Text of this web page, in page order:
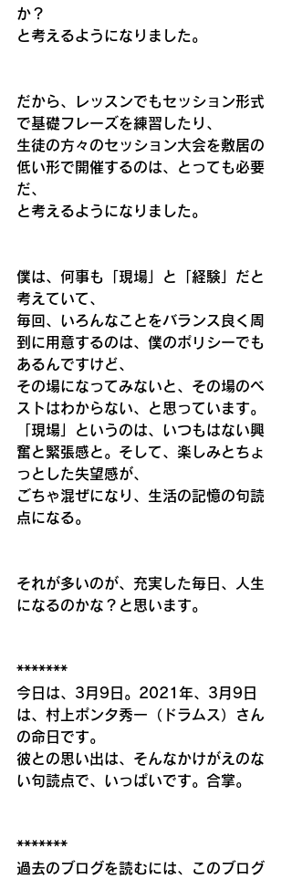
か？
と考えるようになりました。
だから、レッスンでもセッション形式
で基礎フレーズを練習したり、
生徒の方々のセッション大会を敷居の
低い形で開催するのは、とっても必要
だ、
と考えるようになりました。
僕は、何事も「現場」と「経験」だと
考えていて、
毎回、いろんなことをバランス良く周
到に用意するのは、僕のポリシーでも
あるんですけど、
その場になってみないと、その場のベ
ストはわからない、と思っています。
「現場」というのは、いつもはない興
奮と緊張感と。そして、楽しみとちょ
っとした失望感が、
ごちゃ混ぜになり、生活の記憶の句読
点になる。
それが多いのが、充実した毎日、人生
になるのかな？と思います。
*******
今日は、3月9日。2021年、3月9日
は、村上ポンタ秀一（ドラムス）さん
の命日です。
彼との思い出は、そんなかけがえのな
い句読点で、いっぱいです。合掌。
*******
過去のブログを読むには、このブログ